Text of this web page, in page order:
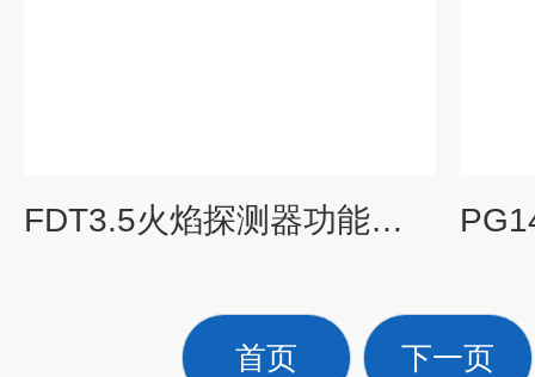
FDT3.5火焰探测器功能试验器.火焰模拟发生器
首页 下一页